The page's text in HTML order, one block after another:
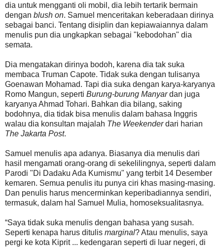
dia untuk mengganti oli mobil, dia lebih tertarik bermain
dengan blush on. Samuel menceritakan keberadaan dirinya
sebagai banci. Tentang disiplin dan kepiawaiannya dalam
menulis pun dia ungkapkan sebagai "kebodohan" dia
semata.
Dia mengatakan dirinya bodoh, karena dia tak suka
membaca Truman Capote. Tidak suka dengan tulisanya
Goenawan Mohamad. Tapi dia suka dengan karya-karyanya
Romo Mangun, seperti Burung-burung Manyardan juga
karyanya Ahmad Tohari. Bahkan dia bilang, saking
bodohnya, dia tidak bisa menulis dalam bahasa Inggris
walau dia konsultan majalah The Weekenderdari harian
The Jakarta Post.
Samuel menulis apa adanya. Biasanya dia menulis dari
hasil mengamati orang-orang di sekelilingnya, seperti dalam
Parodi "Di Dadaku Ada Kumismu" yang terbit 14 Desember
kemaren. Semua penulis itu punya ciri khas masing-masing.
Dan penulis harus mencerminkan keperibadiannya sendiri,
termasuk, dalam hal Samuel Mulia, homoseksualitasnya.
“Saya tidak suka menulis dengan bahasa yang susah.
Seperti kenapa harus ditulis marginal? Atau menulis, saya
pergi ke kota Kiprit ... kedengaran seperti di luar negeri, di